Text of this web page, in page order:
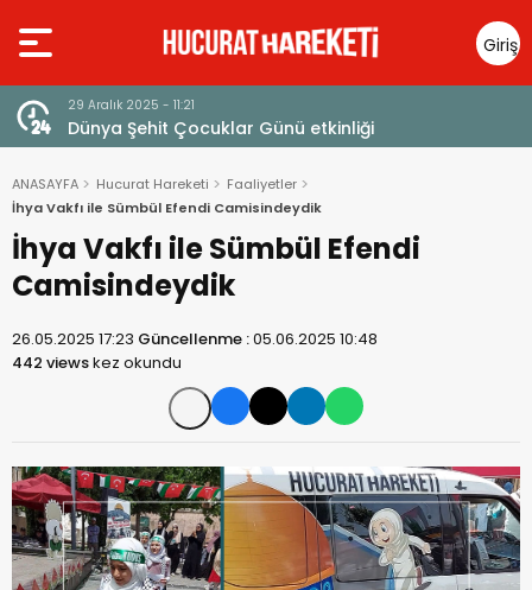
Giriş
Yap
23 Aralık 2025 - 13:14
Ayetlerle Filistin ve Mescid-i Aksa
ANASAYFA Hucurat Hareketi
Faaliyetler
İhya Vakfı ile Sümbül Efendi Camisindeydik
İhya Vakfı ile Sümbül Efendi
Camisindeydik
26.05.2025 17:23 Güncellenme :05.06.2025 10:48
442 viewskez okundu